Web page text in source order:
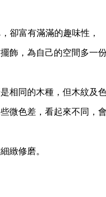
卻富有滿滿的趣味性，
飾，為自己的空間多一
相同的木種，但木紋及
微色差，看起來不同，
緻修磨。